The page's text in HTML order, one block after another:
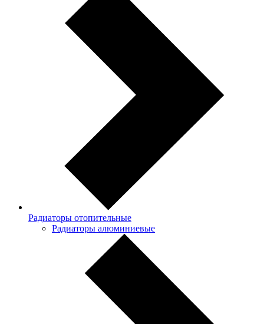
Радиаторы отопительные
Радиаторы алюминиевые